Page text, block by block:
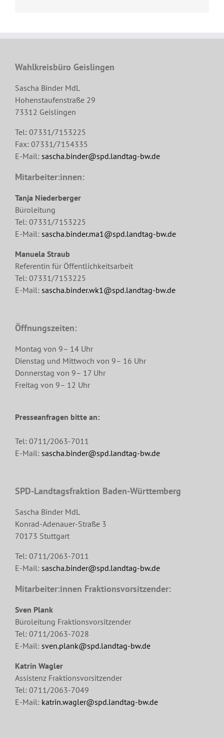
Wahlkreisbüro Geislingen
Sascha Binder MdL
Hohenstaufenstraße 29
73312 Geislingen
Tel: 07331/7153225
Fax: 07331/7154335
E-Mail: sascha.binder@spd.landtag-bw.de
Mitarbeiter:innen:
Tanja Niederberger
Büroleitung
Tel: 07331/7153225
E-Mail: sascha.binder.ma1@spd.landtag-bw.de
Manuela Straub
Referentin für Öffentlichkeitsarbeit
Tel: 07331/7153225
E-Mail: sascha.binder.wk1@spd.landtag-bw.de
Öffnungszeiten:
Montag von 9– 14 Uhr
Dienstag und Mittwoch von 9– 16 Uhr
Donnerstag von 9– 17 Uhr
Freitag von 9– 12 Uhr
Presseanfragen bitte an:
Tel: 0711/2063-7011
E-Mail: sascha.binder@spd.landtag-bw.de
SPD-Landtagsfraktion Baden-Württemberg
Sascha Binder MdL
Konrad-Adenauer-Straße 3
70173 Stuttgart
Tel: 0711/2063-7011
E-Mail: sascha.binder@spd.landtag-bw.de
Mitarbeiter:innen Fraktionsvorsitzender:
Sven Plank
Büroleitung Fraktionsvorsitzender
Tel: 0711/2063-7028
E-Mail: sven.plank@spd.landtag-bw.de
Katrin Wagler
Assistenz Fraktionsvorsitzender
Tel: 0711/2063-7049
E-Mail: katrin.wagler@spd.landtag-bw.de